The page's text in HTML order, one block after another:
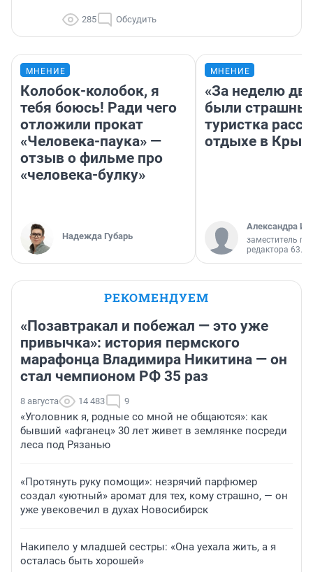
285 Обсудить
МНЕНИЕ
Колобок-колобок, я
тебя боюсь! Ради чего
отложили прокат
«Человека-паука» —
отзыв о фильме про
«человека-булку»
Надежда Губарь
МНЕНИЕ
«За неделю
были
туристка
отдыхе в
Александра
заместитель
редактора 63.RU
РЕКОМЕНДУЕМ
«Позавтракал и побежал — это уже
привычка»: история пермского
марафонца Владимира Никитина — он
стал чемпионом РФ 35 раз
8 августа 14 483 9
«Уголовник я, родные со мной не общаются»: как
бывший «афганец» 30 лет живет в землянке посреди
леса под Рязанью
«Протянуть руку помощи»: незрячий парфюмер
создал «уютный» аромат для тех, кому страшно, — он
уже увековечил в духах Новосибирск
Накипело у младшей сестры: «Она уехала жить, а я
осталась быть хорошей»